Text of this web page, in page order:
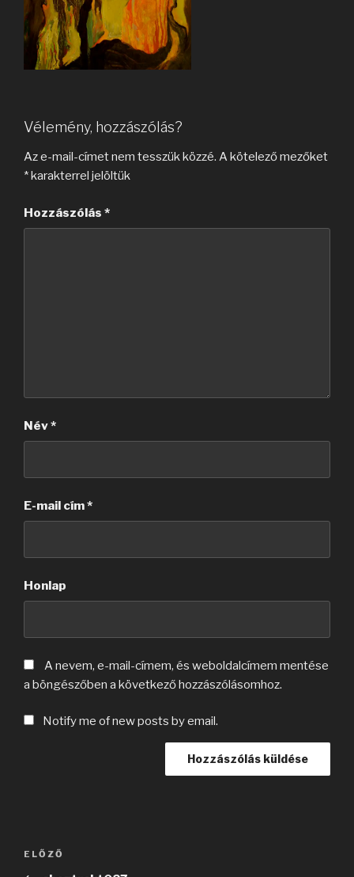
Vélemény, hozzászólás?
Az e-mail-címet nem tesszük közzé. A kötelező mezőket
*karakterrel jelöltük
Hozzászólás *
Név*
E-mail cím*
Honlap
A nevem, e-mail-címem, és weboldalcímem mentése
a böngészőben a következő hozzászólásomhoz.
Notify me of new posts by email.
Bejegyzés
Korábbi
ELŐZŐ